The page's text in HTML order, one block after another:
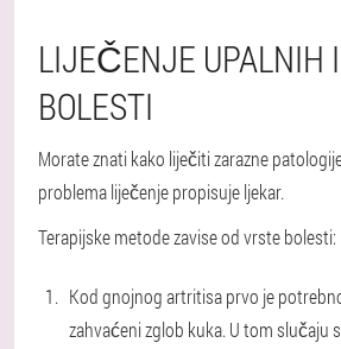
LIJEČENJE UPALNIH
BOLESTI
Morate znati kako liječiti zarazne
problema liječenje propisuje ljekar.
Terapijske metode zavise od vrste bolesti:
Kod gnojnog artritisa prvo je
zahvaćeni zglob kuka. U tom slučaju